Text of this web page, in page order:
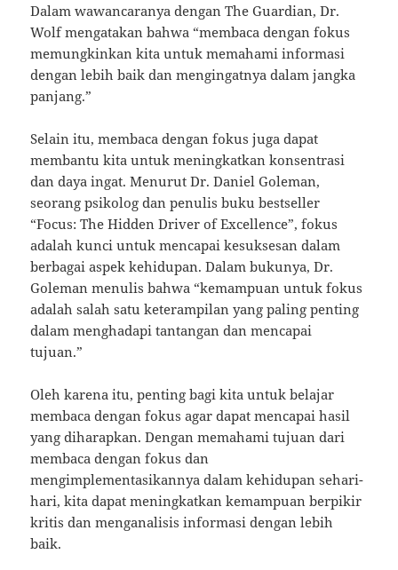
Dalam wawancaranya dengan The Guardian, Dr.
Wolf mengatakan bahwa “membaca dengan fokus
memungkinkan kita untuk memahami informasi
dengan lebih baik dan mengingatnya dalam jangka
panjang.”
Selain itu, membaca dengan fokus juga dapat
membantu kita untuk meningkatkan konsentrasi
dan daya ingat. Menurut Dr. Daniel Goleman,
seorang psikolog dan penulis buku bestseller
“Focus: The Hidden Driver of Excellence”, fokus
adalah kunci untuk mencapai kesuksesan dalam
berbagai aspek kehidupan. Dalam bukunya, Dr.
Goleman menulis bahwa “kemampuan untuk fokus
adalah salah satu keterampilan yang paling penting
dalam menghadapi tantangan dan mencapai
tujuan.”
Oleh karena itu, penting bagi kita untuk belajar
membaca dengan fokus agar dapat mencapai hasil
yang diharapkan. Dengan memahami tujuan dari
membaca dengan fokus dan
mengimplementasikannya dalam kehidupan sehari-
hari, kita dapat meningkatkan kemampuan berpikir
kritis dan menganalisis informasi dengan lebih
baik.